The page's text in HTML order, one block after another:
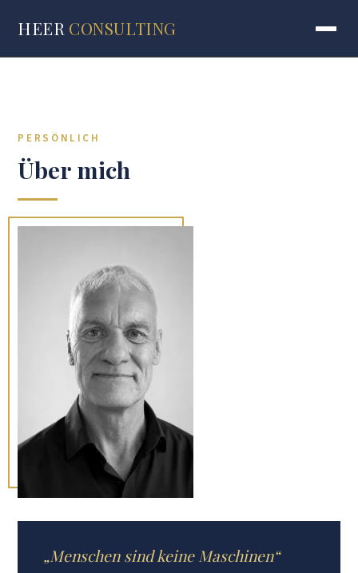
HEER CONSULTING
PERSÖNLICH
Über mich
„Menschen sind keine Maschinen“